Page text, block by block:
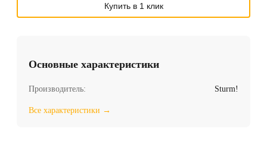
Купить в 1 клик
Основные характеристики
Производитель: Sturm!
Все характеристики →